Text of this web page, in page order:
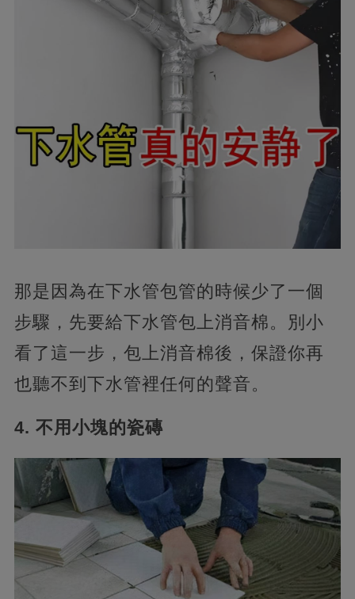
那是因為在下水管包管的時候少了一個
步驟，先要給下水管包上消音棉。別小
看了這一步，包上消音棉後，保證你再
也聽不到下水管裡任何的聲音。
4. 不用小塊的瓷磚